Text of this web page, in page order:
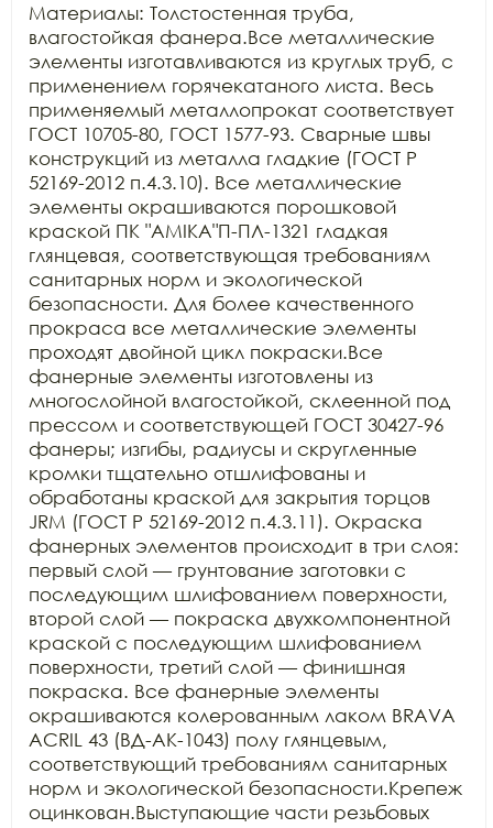
Материалы: Толстостенная труба,
влагостойкая фанера.Все металлические
элементы изготавливаются из круглых труб, с
применением горячекатаного листа. Весь
применяемый металлопрокат соответствует
ГОСТ 10705-80, ГОСТ 1577-93. Сварные швы
конструкций из металла гладкие (ГОСТ Р
52169-2012 п.4.3.10). Все металлические
элементы окрашиваются порошковой
краской ПК "АМIKA"П-ПЛ-1321 гладкая
глянцевая, соответствующая требованиям
санитарных норм и экологической
безопасности. Для более качественного
прокраса все металлические элементы
проходят двойной цикл покраски.Все
фанерные элементы изготовлены из
многослойной влагостойкой, склеенной под
прессом и соответствующей ГОСТ 30427-96
фанеры; изгибы, радиусы и скругленные
кромки тщательно отшлифованы и
обработаны краской для закрытия торцов
JRM (ГОСТ Р 52169-2012 п.4.3.11). Окраска
фанерных элементов происходит в три слоя:
первый слой — грунтование заготовки с
последующим шлифованием поверхности,
второй слой — покраска двухкомпонентной
краской с последующим шлифованием
поверхности, третий слой — финишная
покраска. Все фанерные элементы
окрашиваются колерованным лаком BRAVA
ACRIL 43 (ВД-АК-1043) полу глянцевым,
соответствующий требованиям санитарных
норм и экологической безопасности.Крепеж
оцинкован.Выступающие части резьбовых